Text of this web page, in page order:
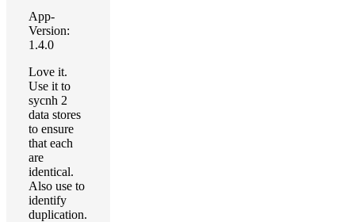
App-
Version:
1.4.0
Love it.
Use it to
sycnh 2
data stores
to ensure
that each
are
identical.
Also use to
identify
duplication.